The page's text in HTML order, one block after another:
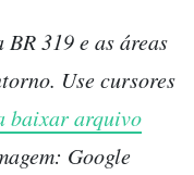
319 e as áreas
Use cursores
baixar arquivo
Google